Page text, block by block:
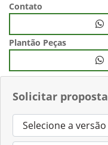
Solicitar proposta
Contato
Plantão Peças